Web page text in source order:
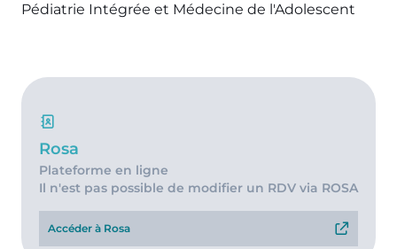
Pédiatrie Intégrée et Médecine de l'Adolescent
Rosa
Plateforme en ligne
Il n'est pas possible de modifier un RDV via ROSA
Accéder à Rosa